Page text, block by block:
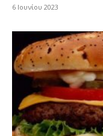
6 Ιουνίου 2023